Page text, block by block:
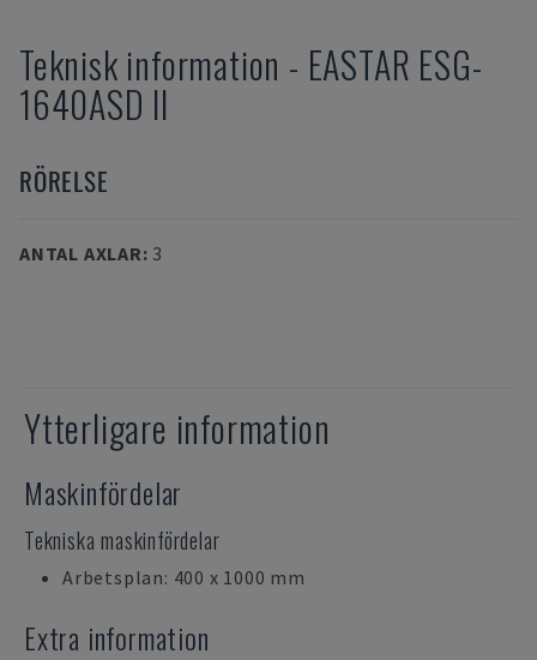
Teknisk information - EASTAR ESG-
1640ASD II
RÖRELSE
ANTAL AXLAR: 3
Ytterligare information
Maskinfördelar
Tekniska maskinfördelar
Arbetsplan: 400 x 1000 mm
Extra information